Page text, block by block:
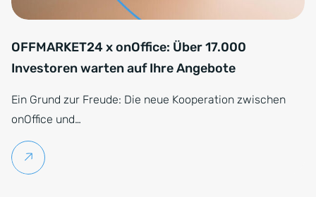
OFFMARKET24 x onOffice: Über 17.000
Investoren warten auf Ihre Angebote
Ein Grund zur Freude: Die neue Kooperation zwischen
onOffice und…
Weiterlesen